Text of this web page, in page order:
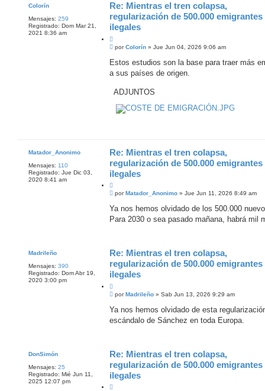
Colorín
Mensajes: 259
Registrado: Dom Mar 21,
2021 8:36 am
Re: Mientras el tren colapsa,
regularización de 500.000 emigrantes
ilegales
C
i
a
r
M
n
a
e
porColorín» Jue Jun 04, 2026 9:06 am
Estos estudios son la base para traer más
a sus países de origen.
ADJUNTOS
Matador_Anonimo
Mensajes: 110
Registrado: Jue Dic 03,
2020 8:41 am
Re: Mientras el tren colapsa,
regularización de 500.000 emigrantes
ilegales
C
i
a
r
M
n
a
porMatador_Anonimo» Jue Jun 11, 2026 8:49 am
Ya nos hemos olvidado de los 500.000
Para 2030 o sea pasado mañana, habrá mil
Madrileño
Mensajes: 390
Registrado: Dom Abr 19,
2020 3:00 pm
Re: Mientras el tren colapsa,
regularización de 500.000 emigrantes
ilegales
C
i
a
r
M
n
a
porMadrileño» Sab Jun 13, 2026 9:29 am
Ya nos hemos olvidado de esta
escándalo de Sánchez en toda Europa.
DonSimón
Mensajes: 25
Registrado: Mié Jun 11,
2025 12:07 pm
Re: Mientras el tren colapsa,
regularización de 500.000 emigrantes
ilegales
C